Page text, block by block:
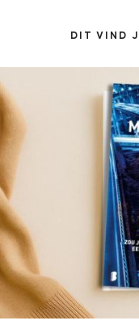
DIT VIND